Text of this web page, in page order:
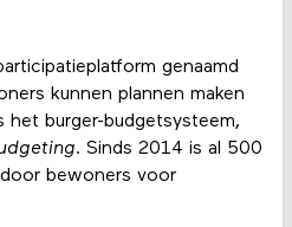
genaamd
kunnen plannen maken
het burger-budgetsysteem,
. Sinds 2014 is al 500
bewoners voor